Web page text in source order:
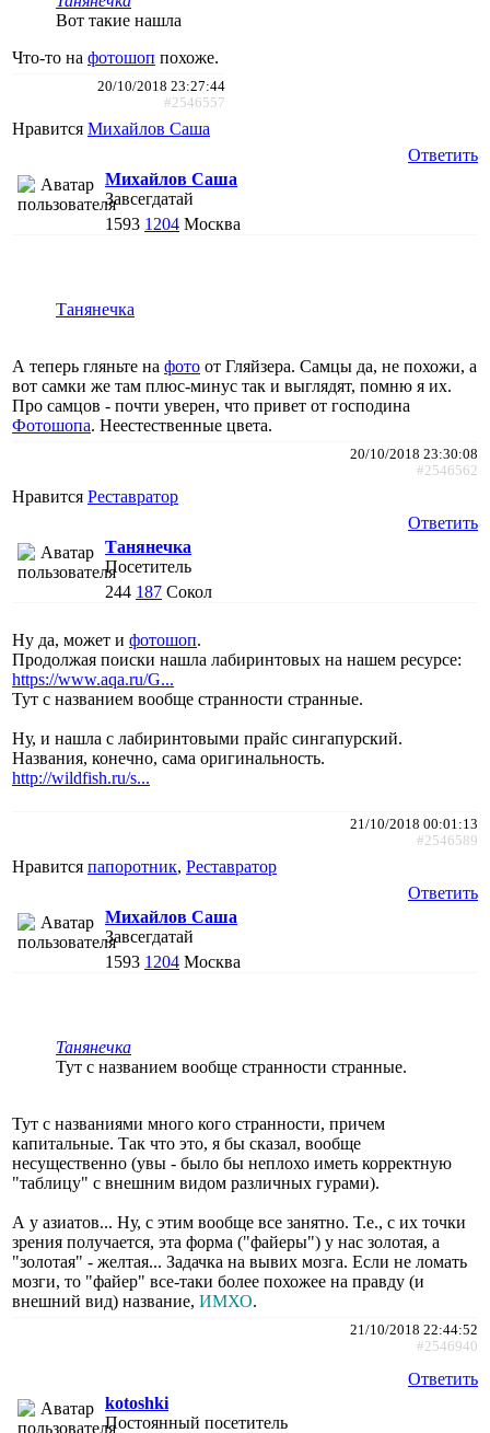
Вот такие нашла
Что-то на фотошоп похоже.
20/10/2018 23:27:44
#2546557
Нравится Михайлов Саша
Ответить
Михайлов Саша
Завсегдатай
1593 1204 Москва
Танянечка
А теперь гляньте на фото от Гляйзера. Самцы да, не похожи, а
вот самки же там плюс-минус так и выглядят, помню я их.
Про самцов - почти уверен, что привет от господина
Фотошопа. Неестественные цвета.
20/10/2018 23:30:08
#2546562
Нравится Реставратор
Ответить
Танянечка
Посетитель
244 187 Сокол
Ну да, может и фотошоп.
Продолжая поиски нашла лабиринтовых на нашем ресурсе:
https://www.aqa.ru/G...
Тут с названием вообще странности странные.
Ну, и нашла с лабиринтовыми прайс сингапурский.
Названия, конечно, сама оригинальность.
http://wildfish.ru/s...
21/10/2018 00:01:13
#2546589
Нравится папоротник, Реставратор
Ответить
Михайлов Саша
Завсегдатай
1593 1204 Москва
Танянечка
Тут с названием вообще странности странные.
Тут с названиями много кого странности, причем
капитальные. Так что это, я бы сказал, вообще
несущественно (увы - было бы неплохо иметь корректную
"таблицу" с внешним видом различных гурами).
А у азиатов... Ну, с этим вообще все занятно. Т.е., с их точки
зрения получается, эта форма ("файеры") у нас золотая, а
"золотая" - желтая... Задачка на вывих мозга. Если не ломать
мозги, то "файер" все-таки более похожее на правду (и
внешний вид) название, ИМХО.
21/10/2018 22:44:52
#2546940
Ответить
kotoshki
Постоянный посетитель